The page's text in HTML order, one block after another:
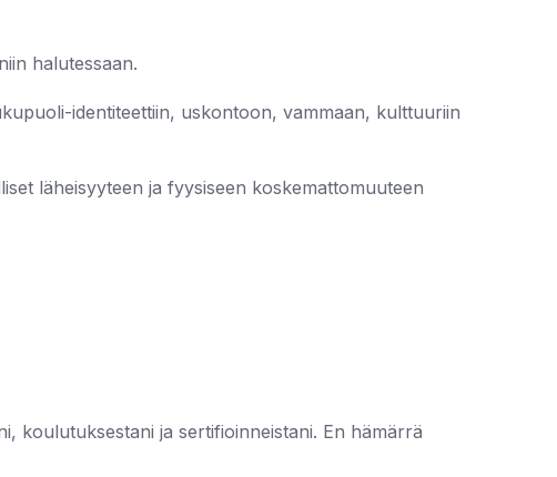
halutessaan.
identiteettiin, uskontoon, vammaan, kulttuuriin
läheisyyteen ja fyysiseen koskemattomuuteen
koulutuksestani ja sertifioinneistani. En hämärrä